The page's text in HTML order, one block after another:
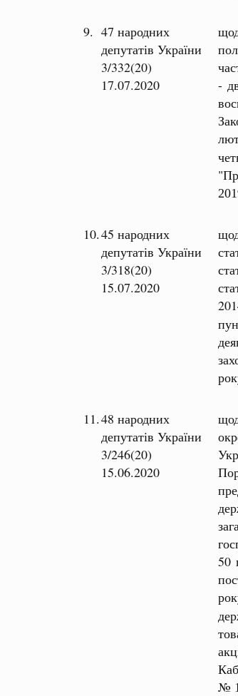
9. 47 народних
депутатів України
3/332(20)
17.07.2020
-
10.45 народних
депутатів України
3/318(20)
15.07.2020
11.48 народних
депутатів України
3/246(20)
15.06.2020
50
№